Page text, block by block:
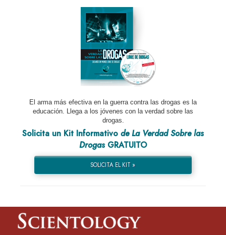
El arma más efectiva en la guerra contra las drogas es la
educación. Llega a los jóvenes con la verdad sobre las
drogas.
Solicita un Kit Informativo de La Verdad Sobre las
DrogasGRATUITO
SOLICITA EL KIT »